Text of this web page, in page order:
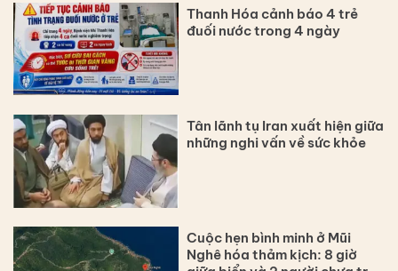
Thanh Hóa cảnh báo 4 trẻ
đuối nước trong 4 ngày
Tân lãnh tụ Iran xuất hiện giữa
những nghi vấn về sức khỏe
Cuộc hẹn bình minh ở Mũi
Nghê hóa thảm kịch: 8 giờ